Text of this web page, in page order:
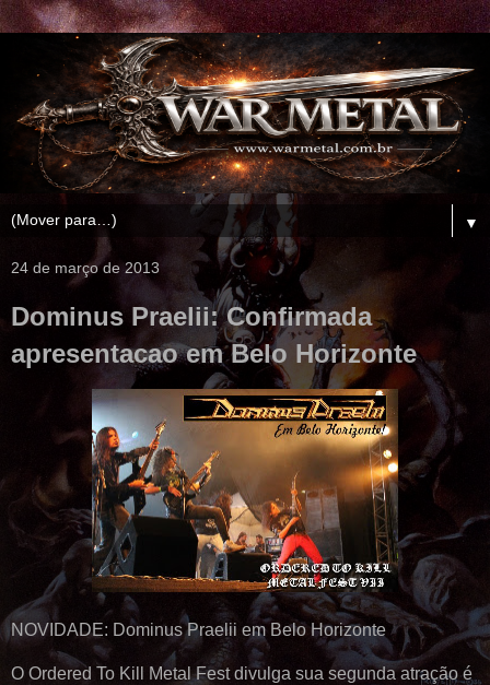
▼
24 de março de 2013
Dominus Praelii: Confirmada
apresentacao em Belo Horizonte
NOVIDADE: Dominus Praelii em Belo Horizonte
O Ordered To Kill Metal Fest divulga sua segunda atração é